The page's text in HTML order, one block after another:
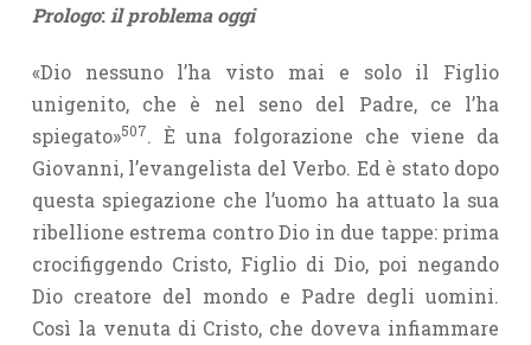
Prologo:il problema oggi
«Dio nessuno l’ha visto mai e solo il Figlio
unigenito, che è nel seno del Padre, ce l’ha
spiegato»507. È una folgorazione che viene da
Giovanni, l’evangelista del Verbo. Ed è stato dopo
questa spiegazione che l’uomo ha attuato la sua
ribellione estrema contro Dio in due tappe: prima
cro­cifiggendo Cristo, Figlio di Dio, poi negando
Dio creatore del mondo e Padre degli uomini.
Così la venuta di Cristo, che doveva infiammare